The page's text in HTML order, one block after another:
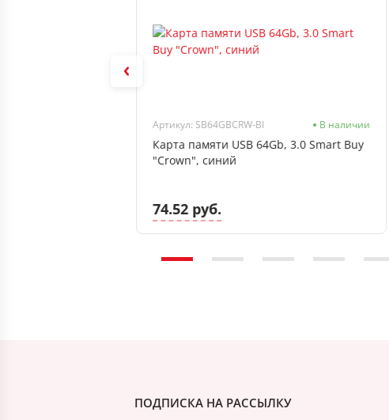
Артикул: SB64GBCRW-Bl В наличии
Карта памяти USB 64Gb, 3.0 Smart Buy
"Crown", синий
74.52 руб.
ПОДПИСКА НА РАССЫЛКУ